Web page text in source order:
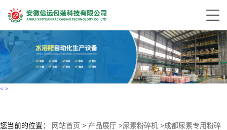
< >
您当前的位置： 网站首页 > 产品展厅 >尿素粉碎机 >成都尿素专用粉碎